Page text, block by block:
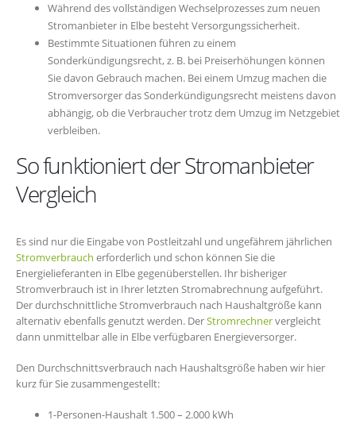
Während des vollständigen Wechselprozesses zum neuen
Stromanbieter in Elbe besteht Versorgungssicherheit.
Bestimmte Situationen führen zu einem
Sonderkündigungsrecht, z. B. bei Preiserhöhungen können
Sie davon Gebrauch machen. Bei einem Umzug machen die
Stromversorger das Sonderkündigungsrecht meistens davon
abhängig, ob die Verbraucher trotz dem Umzug im Netzgebiet
verbleiben.
So funktioniert der Stromanbieter
Vergleich
Es sind nur die Eingabe von Postleitzahl und ungefährem jährlichen
Stromverbrauch erforderlich und schon können Sie die
Energielieferanten in Elbe gegenüberstellen. Ihr bisheriger
Stromverbrauch ist in Ihrer letzten Stromabrechnung aufgeführt.
Der durchschnittliche Stromverbrauch nach Haushaltgröße kann
alternativ ebenfalls genutzt werden. DerStromrechnervergleicht
dann unmittelbar alle in Elbe verfügbaren Energieversorger.
Den Durchschnittsverbrauch nach Haushaltsgröße haben wir hier
kurz für Sie zusammengestellt:
1-Personen-Haushalt 1.500 – 2.000 kWh